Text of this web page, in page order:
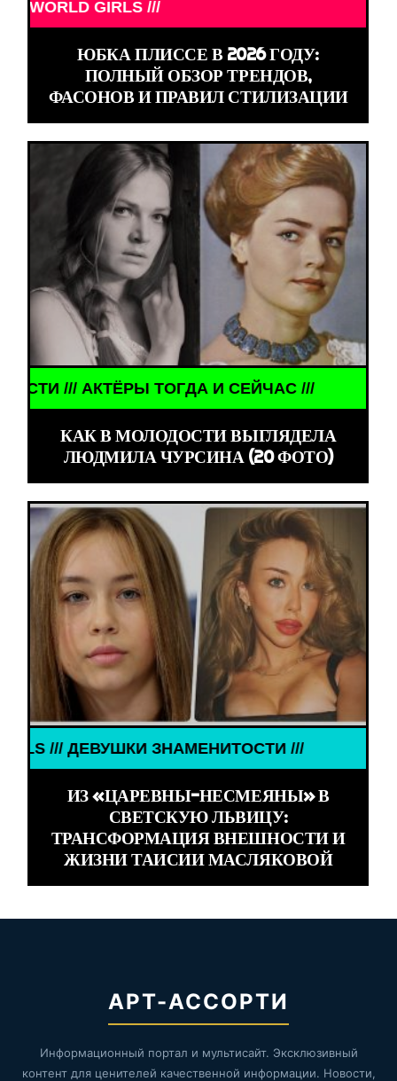
GIRLS ///
ЮБКА ПЛИССЕ В 2026 ГОДУ:
ПОЛНЫЙ ОБЗОР ТРЕНДОВ,
ФАСОНОВ И ПРАВИЛ СТИЛИЗАЦИИ
ТОГДА И СЕЙЧАС ///
КАК В МОЛОДОСТИ ВЫГЛЯДЕЛА
ЛЮДМИЛА ЧУРСИНА (20 ФОТО)
ЗНАМЕНИТОСТИ ///
ИЗ «ЦАРЕВНЫ-НЕСМЕЯНЫ» В
СВЕТСКУЮ ЛЬВИЦУ:
ТРАНСФОРМАЦИЯ ВНЕШНОСТИ И
ЖИЗНИ ТАИСИИ МАСЛЯКОВОЙ
АРТ-АССОРТИ
Информационный портал и мультисайт. Эксклюзивный
контент для ценителей качественной информации. Новости,